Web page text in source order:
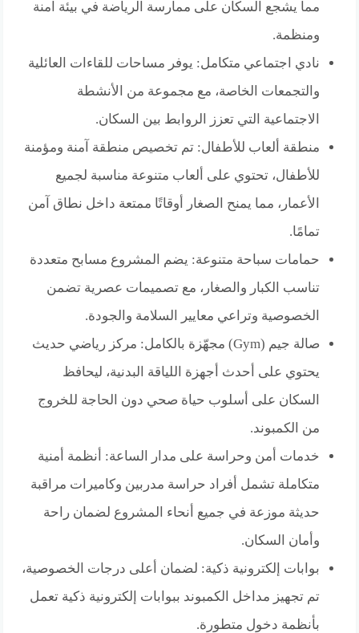
مما يشجع السكان على ممارسة الرياضة في بيئة آمنة
ومنظمة.
نادي اجتماعي متكامل: يوفر مساحات للقاءات العائلية
والتجمعات الخاصة، مع مجموعة من الأنشطة
الاجتماعية التي تعزز الروابط بين السكان.
منطقة ألعاب للأطفال: تم تخصيص منطقة آمنة ومؤمنة
للأطفال، تحتوي على ألعاب متنوعة مناسبة لجميع
الأعمار، مما يمنح الصغار أوقاتًا ممتعة داخل نطاق آمن
تمامًا.
حمامات سباحة متنوعة: يضم المشروع مسابح متعددة
تناسب الكبار والصغار، مع تصميمات عصرية تضمن
الخصوصية وتراعي معايير السلامة والجودة.
صالة جيم (Gym) مجهّزة بالكامل: مركز رياضي حديث
يحتوي على أحدث أجهزة اللياقة البدنية، ليحافظ
السكان على أسلوب حياة صحي دون الحاجة للخروج
من الكمبوند.
خدمات أمن وحراسة على مدار الساعة: أنظمة أمنية
متكاملة تشمل أفراد حراسة مدربين وكاميرات مراقبة
حديثة موزعة في جميع أنحاء المشروع لضمان راحة
وأمان السكان.
بوابات إلكترونية ذكية: لضمان أعلى درجات الخصوصية،
تم تجهيز مداخل الكمبوند ببوابات إلكترونية ذكية تعمل
بأنظمة دخول متطورة.